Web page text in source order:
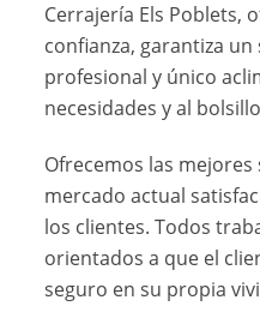
Cerrajería Els Poblets,
confianza, garantiza
profesional y único
necesidades y al
Ofrecemos las
mercado actual
los clientes. Todos
orientados a que el
seguro en su propia